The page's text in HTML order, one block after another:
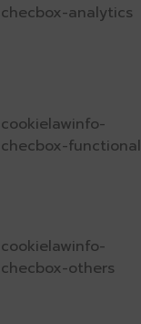
checbox-analytics
cookielawinfo-
checbox-functional
cookielawinfo-
checbox-others